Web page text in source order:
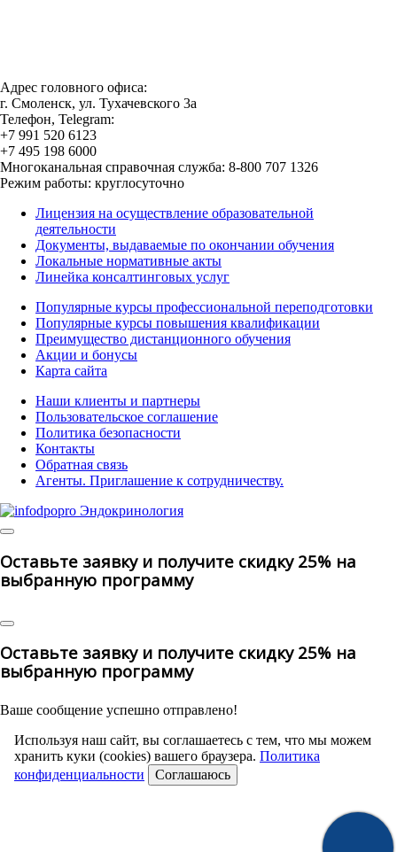
Адрес головного офиса:
г. Смоленск, ул. Тухачевского 3а
Телефон, Telegram:
+7 991 520 6123
+7 495 198 6000
Многоканальная справочная служба: 8-800 707 1326
Режим работы: круглосуточно
Лицензия на осуществление образовательной
деятельности
Документы, выдаваемые по окончании обучения
Локальные нормативные акты
Линейка консалтинговых услуг
Популярные курсы профессиональной переподготовки
Популярные курсы повышения квалификации
Преимущество дистанционного обучения
Акции и бонусы
Карта сайта
Наши клиенты и партнеры
Пользовательское соглашение
Политика безопасности
Контакты
Обратная связь
Агенты. Приглашение к сотрудничеству.
Оставьте заявку и получите скидку 25% на
выбранную программу
Оставьте заявку и получите скидку 25% на
выбранную программу
Ваше сообщение успешно отправлено!
Используя наш сайт, вы соглашаетесь с тем, что мы можем
хранить куки (cookies) вашего браузера. Политика
конфиденциальности
Соглашаюсь